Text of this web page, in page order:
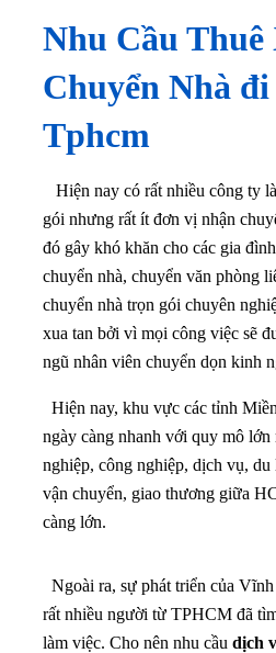
Nhu Cầu Thuê
Chuyển Nhà
Tphcm
Hiện nay có rất nhiều công ty
gói nhưng rất ít đơn vị nhận
đó gây khó khăn cho các gia
chuyển nhà, chuyển văn phòng
chuyển nhà trọn gói chuyên
xua tan bởi vì mọi công việc sẽ
ngũ nhân viên chuyển dọn kinh
Hiện nay, khu vực các tỉnh
ngày càng nhanh với quy mô lớn
nghiệp, công nghiệp, dịch vụ,
vận chuyển, giao thương giữa
càng lớn.
Ngoài ra, sự phát triển của
rất nhiều người từ TPHCM đã
làm việc. Cho nên nhu cầu dịch